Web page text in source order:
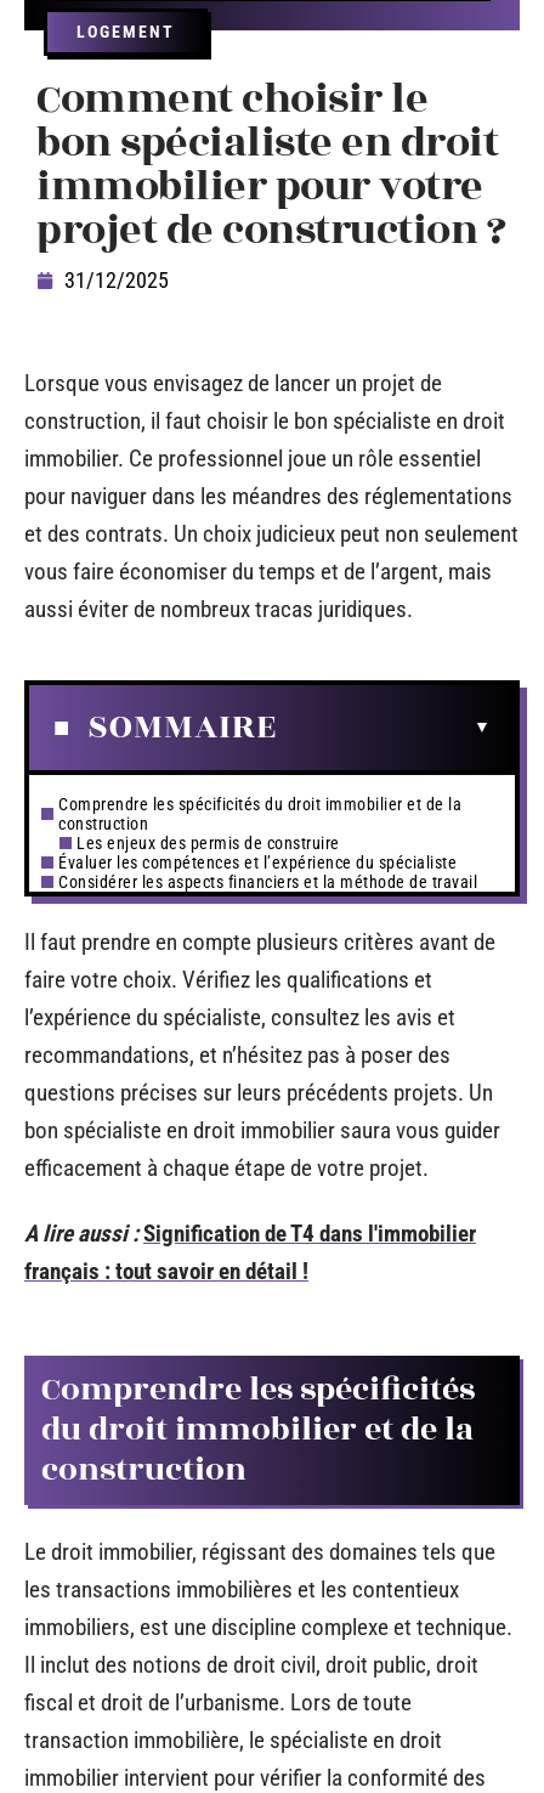
LOGEMENT
Comment choisir le
bon spécialiste en droit
immobilier pour votre
projet de construction ?
31/12/2025
Lorsque vous envisagez de lancer un projet de
construction, il faut choisir le bon spécialiste en droit
immobilier. Ce professionnel joue un rôle essentiel
pour naviguer dans les méandres des réglementations
et des contrats. Un choix judicieux peut non seulement
vous faire économiser du temps et de l’argent, mais
aussi éviter de nombreux tracas juridiques.
SOMMAIRE
Comprendre les spécificités du droit immobilier et de la
construction
Les enjeux des permis de construire
Évaluer les compétences et l’expérience du spécialiste
Considérer les aspects financiers et la méthode de travail
Il faut prendre en compte plusieurs critères avant de
faire votre choix. Vérifiez les qualifications et
l’expérience du spécialiste, consultez les avis et
recommandations, et n’hésitez pas à poser des
questions précises sur leurs précédents projets. Un
bon spécialiste en droit immobilier saura vous guider
efficacement à chaque étape de votre projet.
A lire aussi :Signification de T4 dans l'immobilier
français : tout savoir en détail !
Comprendre les spécificités
du droit immobilier et de la
construction
Le droit immobilier, régissant des domaines tels que
les transactions immobilières et les contentieux
immobiliers, est une discipline complexe et technique.
Il inclut des notions de droit civil, droit public, droit
fiscal et droit de l’urbanisme. Lors de toute
transaction immobilière, le spécialiste en droit
immobilier intervient pour vérifier la conformité des